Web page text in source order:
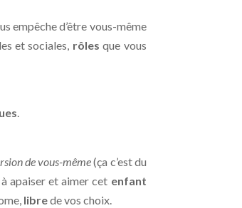
empêche d’être vous-même
et sociales, rôles que vous
.
de vous-même(ça c’est du
apaiser et aimer cet enfant
librede vos choix.